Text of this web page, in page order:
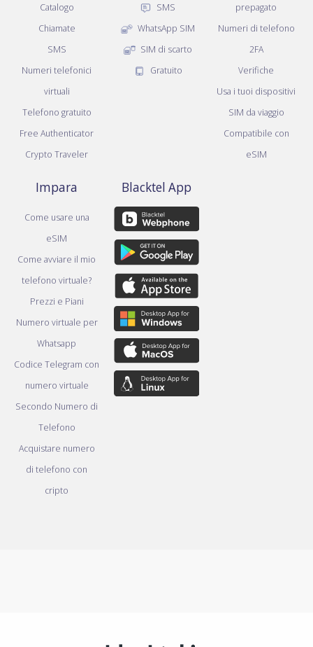
Catalogo
Chiamate
SMS
Numeri telefonici
virtuali
Telefono gratuito
Free Authenticator
Crypto Traveler
SMS
WhatsApp SIM
SIM di scarto
Gratuito
prepagato
Numeri di telefono
2FA
Verifiche
Usa i tuoi dispositivi
SIM da viaggio
Compatibile con
eSIM
Impara
Come usare una
eSIM
Come avviare il mio
telefono virtuale?
Prezzi e Piani
Numero virtuale per
Whatsapp
Codice Telegram con
numero virtuale
Secondo Numero di
Telefono
Acquistare numero
di telefono con
cripto
Blacktel App